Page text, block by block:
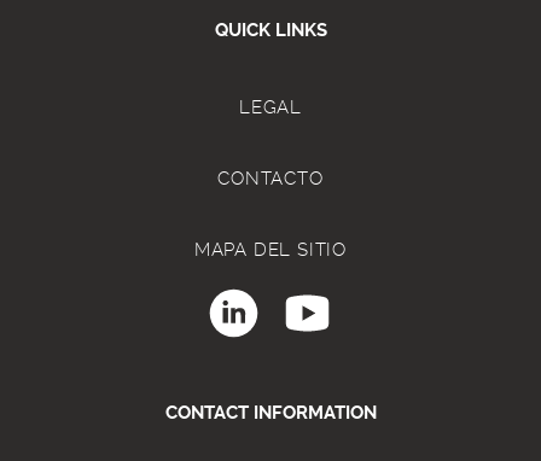
QUICK LINKS
LEGAL
CONTACTO
MAPA DEL SITIO
CONTACT INFORMATION